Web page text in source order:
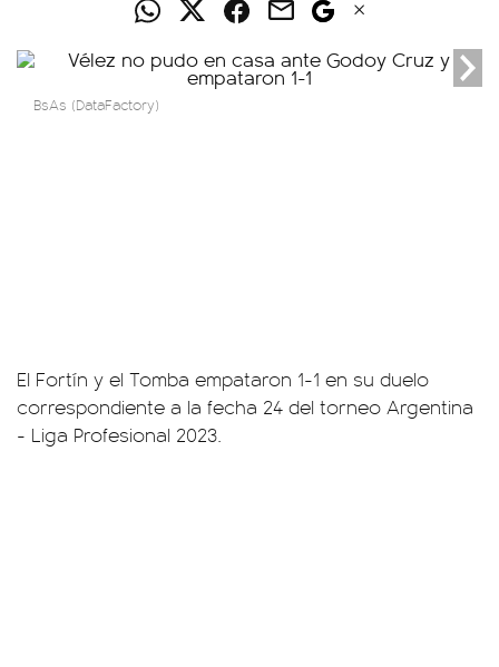
BsAs (DataFactory)
El Fortín y el Tomba empataron 1-1 en su duelo
correspondiente a la fecha 24 del torneo Argentina
- Liga Profesional 2023.